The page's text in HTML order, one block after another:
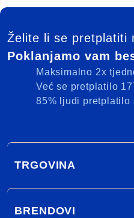
FOOTER
Želite li se pretplatiti
Poklanjamo vam
Maksimalno 2x
Već se pretplatilo
85% ljudi pretplatilo
TRGOVINA
BRENDOVI